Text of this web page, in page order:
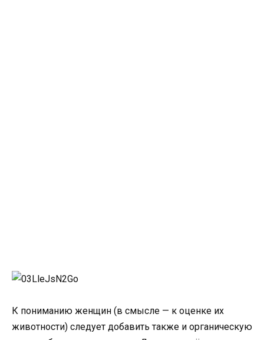
К пониманию женщин (в смысле — к оценке их
животности) следует добавить также и органическую